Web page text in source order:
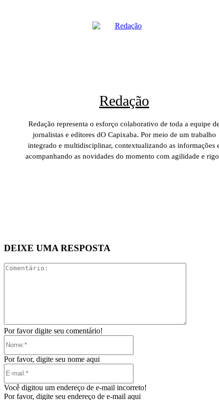
Redação
Redação representa o esforço colaborativo de toda a equipe
jornalistas e editores dO Capixaba. Por meio de um trabalho
integrado e multidisciplinar, contextualizando as informações
acompanhando as novidades do momento com agilidade e
DEIXE UMA RESPOSTA
Por favor digite seu comentário!
Por favor, digite seu nome aqui
Você digitou um endereço de e-mail incorreto!
Por favor, digite seu endereço de e-mail aqui